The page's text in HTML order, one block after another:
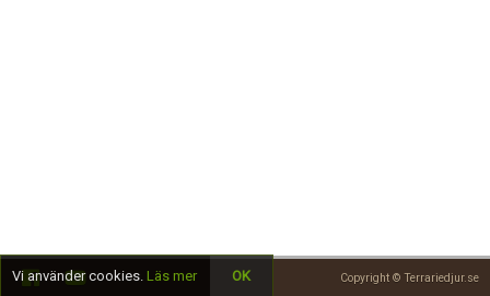
Copyright © Terrariedjur.se
Vi använder cookies. Läs mer OK